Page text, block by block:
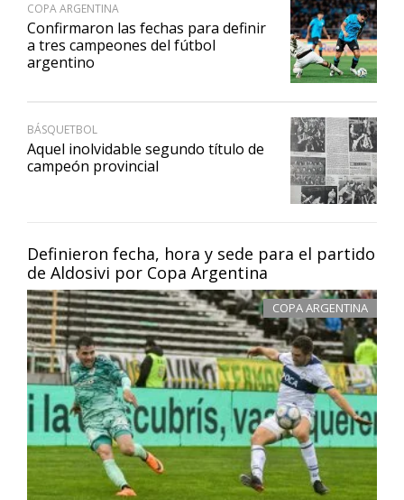
Definieron fecha, hora y sede para el partido
de Aldosivi por Copa Argentina
COPA ARGENTINA
COPA ARGENTINA
Confirmaron las fechas para definir
a tres campeones del fútbol
argentino
BÁSQUETBOL
Aquel inolvidable segundo título de
campeón provincial